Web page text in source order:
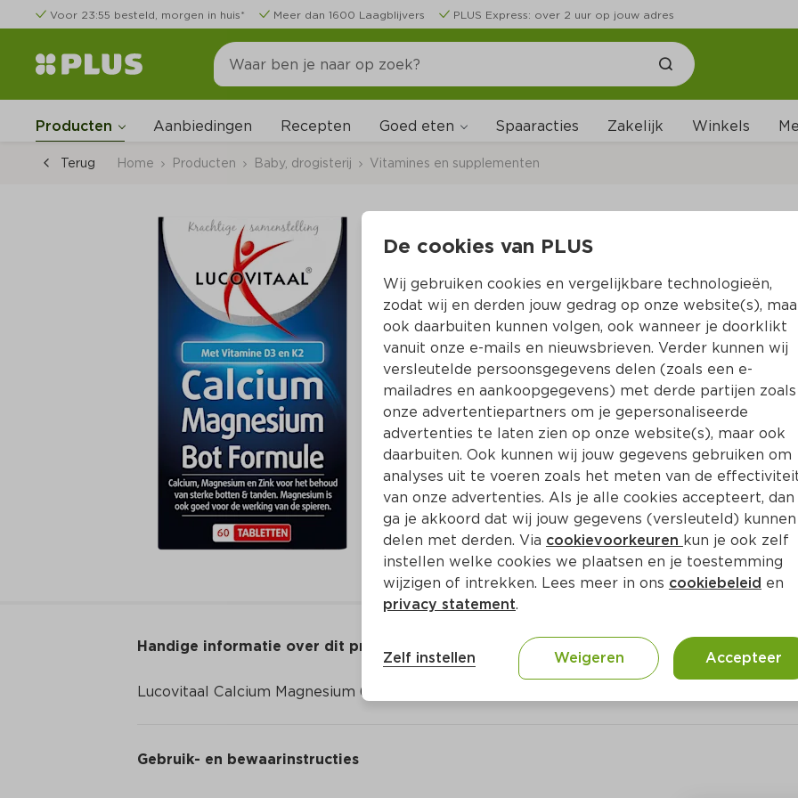
Voor 23:55 besteld, morgen in huis* Meer dan 1600 Laagblijvers PLUS Express: over 2 uur op jouw adres
Producten Aanbiedingen Recepten Goed eten Spaaracties Zakelijk Winkels
Terug Home Producten Baby, drogisterij Vitamines en supplementen
Lucovitaal Calcium
Per Doos 60 st  (per stuks €0.38)
22.99
Toevoegen
Handige informatie over dit product
Lucovitaal Calcium Magnesium 60 tabl
Gebruik- en bewaarinstructies
De cookies van PLUS
Wij gebruiken cookies en vergelijkbare technologieën,
zodat wij en derden jouw gedrag op onze website(s),
ook daarbuiten kunnen volgen, ook wanneer je doorklikt
vanuit onze e-mails en nieuwsbrieven. Verder kunnen wij
versleutelde persoonsgegevens delen (zoals een e-
mailadres en aankoopgegevens) met derde partijen zoals
onze advertentiepartners om je gepersonaliseerde
advertenties te laten zien op onze website(s), maar ook
daarbuiten. Ook kunnen wij jouw gegevens gebruiken om
analyses uit te voeren zoals het meten van de
van onze advertenties. Als je alle cookies accepteert, dan
ga je akkoord dat wij jouw gegevens (versleuteld) kunnen
delen met derden. Via cookievoorkeuren kun je ook zelf
instellen welke cookies we plaatsen en je toestemming
wijzigen of intrekken. Lees meer in ons cookiebeleid en
privacy statement.
Zelf instellen Weigeren Accepteer